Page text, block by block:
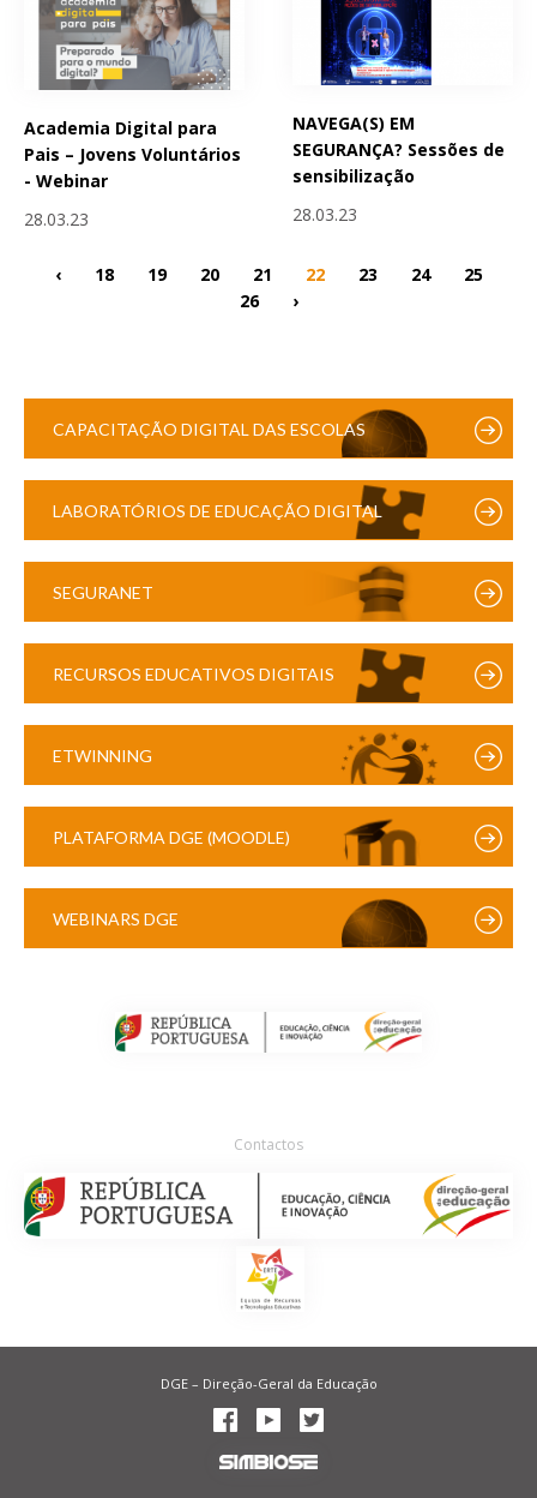
Academia Digital para
Pais – Jovens Voluntários
- Webinar
28.03.23
NAVEGA(S) EM
SEGURANÇA? Sessões de
sensibilização
28.03.23
‹ 18 19 20 21 22 23 24
25
26
›
CAPACITAÇÃO DIGITAL DAS ESCOLAS
LABORATÓRIOS DE EDUCAÇÃO DIGITAL
SEGURANET
RECURSOS EDUCATIVOS DIGITAIS
ETWINNING
PLATAFORMA DGE (MOODLE)
WEBINARS DGE
Contactos
DGE – Direção-Geral da Educação